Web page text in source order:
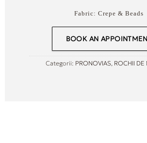
Fabric: Crepe & Beads
BOOK AN
Categorii: PRONOVIAS, ROCHII DE